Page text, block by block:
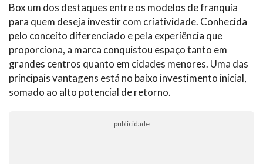
Box um dos destaques entre os modelos de franquia
para quem deseja investir com criatividade. Conhecida
pelo conceito diferenciado e pela experiência que
proporciona, a marca conquistou espaço tanto em
grandes centros quanto em cidades menores. Uma das
principais vantagens está no baixo investimento inicial,
somado ao alto potencial de retorno.
publicidade